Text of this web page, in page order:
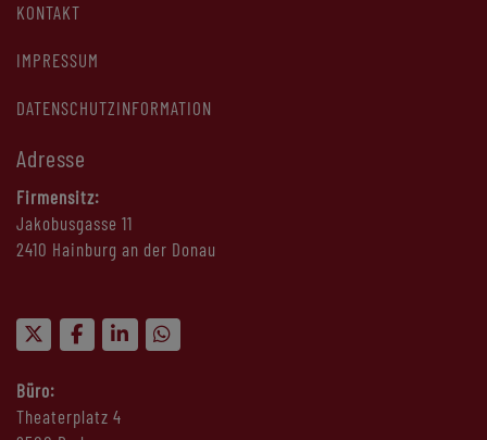
KONTAKT
IMPRESSUM
DATENSCHUTZINFORMATION
Adresse
Firmensitz:
Jakobusgasse 11
2410 Hainburg an der Donau
Büro:
Theaterplatz 4